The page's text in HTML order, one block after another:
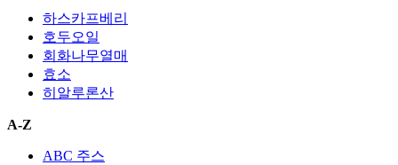
하스카프베리
호두오일
회화나무열매
효소
히알루론산
A-Z
ABC 주스